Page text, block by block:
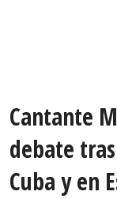
Cantante
debate
Cuba y en